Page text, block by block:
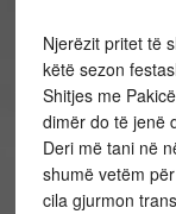
Njerëzit pritet të
këtë sezon
Shitjes me
dimër do të jenë
Deri më tani në
shumë vetëm
cila gjurmon